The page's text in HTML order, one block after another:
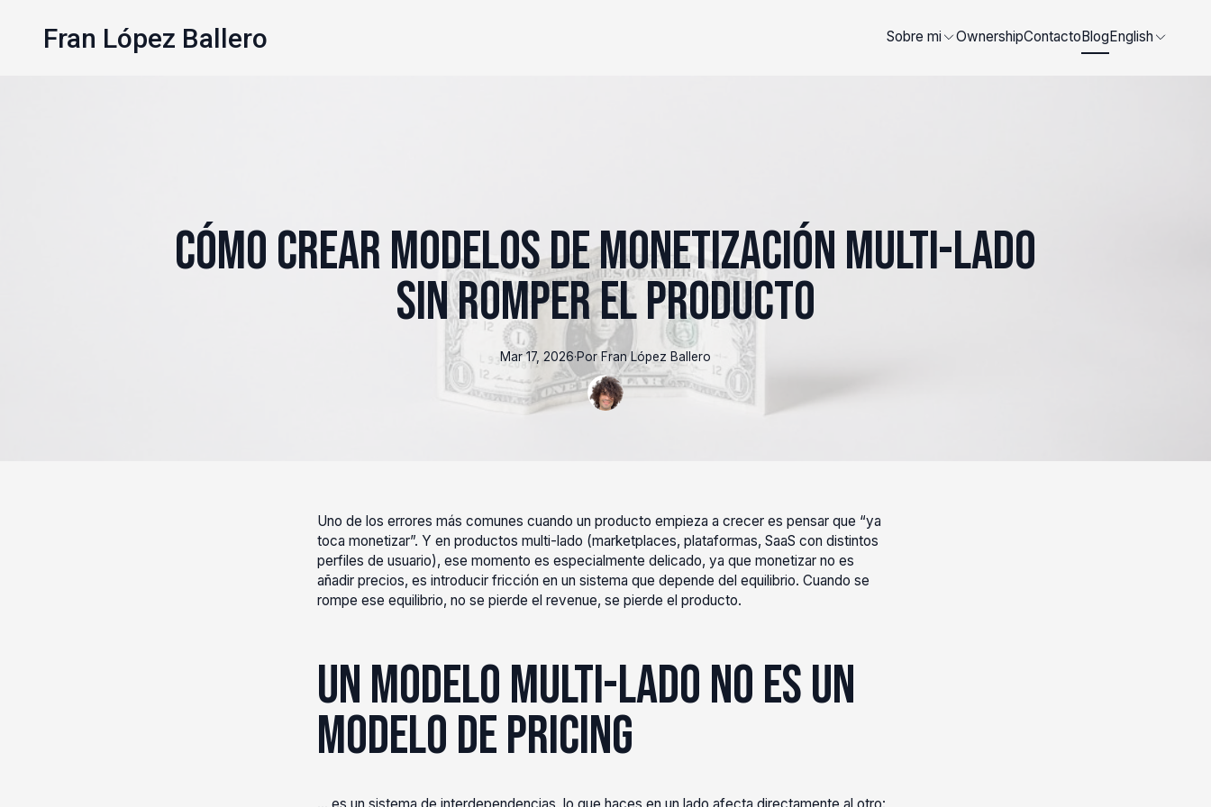
Fran López Ballero Sobre mi OwnershipContactoBlogEnglish
Cómo crear modelos de monetización multi-lado
sin romper el producto
Mar 17, 2026·Por Fran López Ballero
Uno de los errores más comunes cuando un producto empieza a crecer es pensar que “ya
toca monetizar”. Y en productos multi-lado (marketplaces, plataformas, SaaS con distintos
perfiles de usuario), ese momento es especialmente delicado, ya que monetizar no es
añadir precios, es introducir fricción en un sistema que depende del equilibrio. Cuando se
rompe ese equilibrio, no se pierde el revenue, se pierde el producto.
Un modelo multi-lado no es un
modelo de pricing